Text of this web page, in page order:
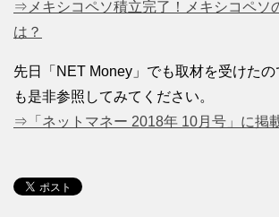
⇒メキシコペソ積立完了！メキシコペソ
は？
先日「NET Money」でも取材を受けた
も是非参照してみてください。
⇒「ネットマネー 2018年 10月号」に掲